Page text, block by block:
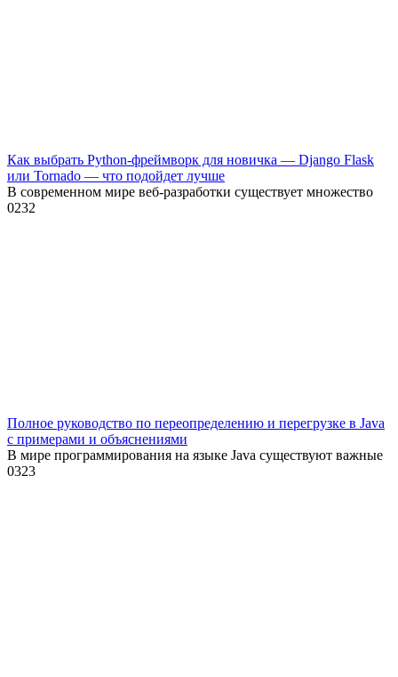
Как выбрать Python-фреймворк для новичка — Django Flask
или Tornado — что подойдет лучше
В современном мире веб-разработки существует множество
0232
Полное руководство по переопределению и перегрузке в Java
с примерами и объяснениями
В мире программирования на языке Java существуют важные
0323